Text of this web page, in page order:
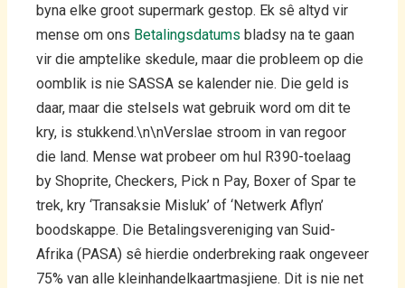
byna elke groot supermark gestop. Ek sê altyd vir
mense om ons Betalingsdatums bladsy na te gaan
vir die amptelike skedule, maar die probleem op die
oomblik is nie SASSA se kalender nie. Die geld is
daar, maar die stelsels wat gebruik word om dit te
kry, is stukkend.\n\nVerslae stroom in van regoor
die land. Mense wat probeer om hul R390-toelaag
by Shoprite, Checkers, Pick n Pay, Boxer of Spar te
trek, kry ‘Transaksie Misluk’ of ‘Netwerk Aflyn’
boodskappe. Die Betalingsvereniging van Suid-
Afrika (PASA) sê hierdie onderbreking raak ongeveer
75% van alle kleinhandelkaartmasjiene. Dit is nie net